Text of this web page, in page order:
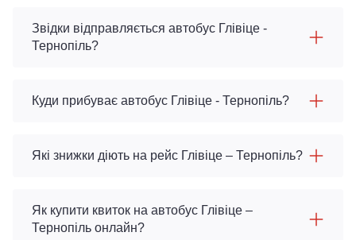
Звідки відправляється автобус Глівіце -
Тернопіль?
Куди прибуває автобус Глівіце - Тернопіль?
Які знижки діють на рейс Глівіце – Тернопіль?
Як купити квиток на автобус Глівіце –
Тернопіль онлайн?